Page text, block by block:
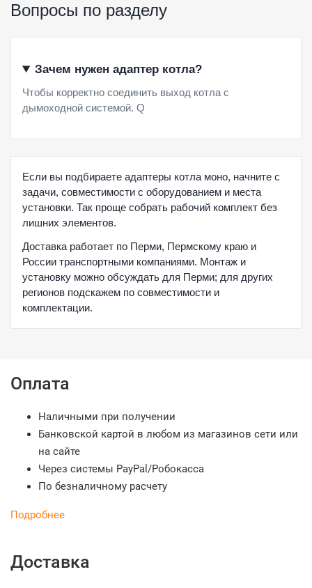
Вопросы по разделу
Зачем нужен адаптер котла?
Чтобы корректно соединить выход котла с
дымоходной системой. Q
Если вы подбираете адаптеры котла моно, начните с
задачи, совместимости с оборудованием и места
установки. Так проще собрать рабочий комплект без
лишних элементов.
Доставка работает по Перми, Пермскому краю и
России транспортными компаниями. Монтаж и
установку можно обсуждать для Перми; для других
регионов подскажем по совместимости и
комплектации.
Оплата
Наличными при получении
Банковской картой в любом из магазинов сети или
на сайте
Через системы PayPal/Робокасса
По безналичному расчету
Подробнее
Доставка